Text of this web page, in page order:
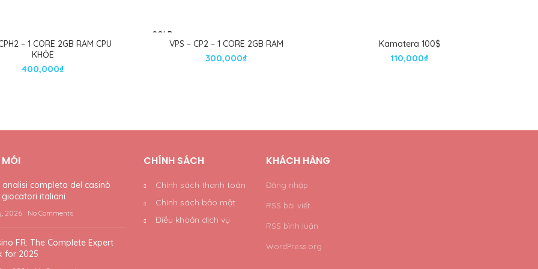
– 1 CORE 2GB RAM CPU
KHỎE
400,000₫
SOLD
OUTVPS – CP2 – 1 CORE 2GB RAM
300,000₫
Kamatera 100$
110,000₫
analisi completa del casinò
giocatori italiani
2026 No Comments
FR: The Complete Expert
for 2025
CHÍNH SÁCH
Chính sách thanh toán
Chính sách bảo mật
Điều khoản dịch vụ
KHÁCH HÀNG
Đăng nhập
RSS bài viết
RSS bình luận
WordPress.org